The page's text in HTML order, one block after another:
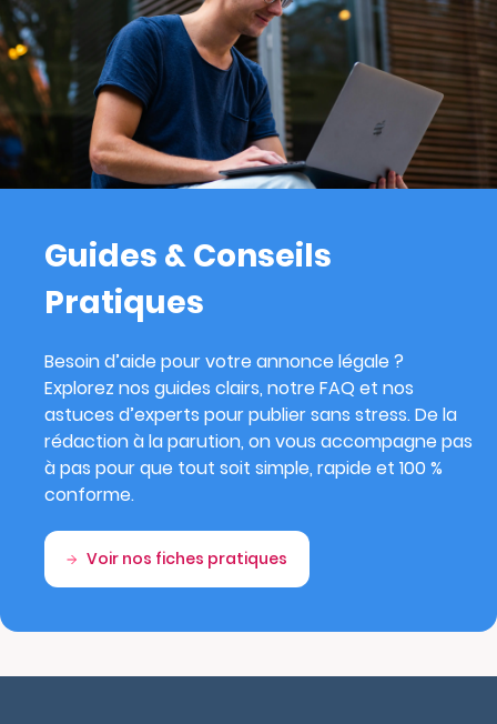
Guides & Conseils
Pratiques
Besoin d’aide pour votre annonce légale ?
Explorez nos guides clairs, notre FAQ et nos
astuces d’experts pour publier sans stress. De la
rédaction à la parution, on vous accompagne pas
à pas pour que tout soit simple, rapide et 100 %
conforme.
Voir nos fiches pratiques